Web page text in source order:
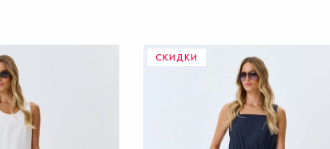
СКИДКИ